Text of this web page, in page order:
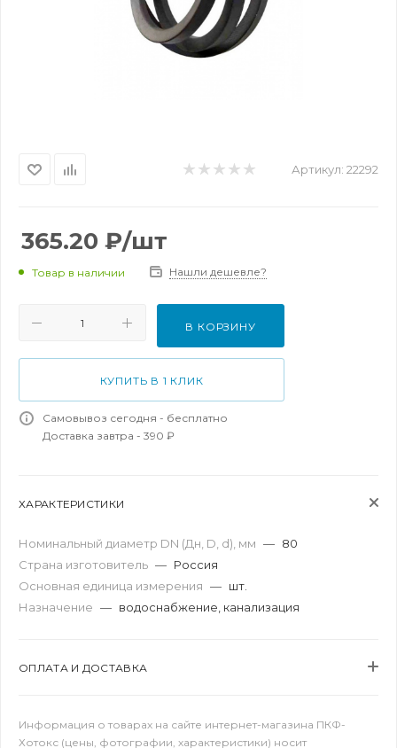
Артикул: 22292
365.20 ₽/шт
Товар в наличии Нашли дешевле?
В КОРЗИНУ
КУПИТЬ В 1 КЛИК
Самовывоз сегодня - бесплатно
Доставка завтра - 390 ₽
ХАРАКТЕРИСТИКИ
Номинальный диаметр DN (Дн, D, d), мм — 80
Страна изготовитель — Россия
Основная единица измерения — шт.
Назначение — водоснабжение, канализация
ОПЛАТА И ДОСТАВКА
Информация о товарах на сайте интернет-магазина ПКФ-
Хотокс (цены, фотографии, характеристики) носит